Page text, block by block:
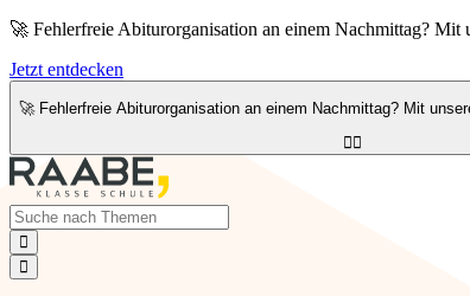
🚀 Fehlerfreie Abiturorganisation an einem Nachmittag? Mit
Jetzt entdecken
🚀 Fehlerfreie Abiturorganisation an einem Nachmittag? Mit


